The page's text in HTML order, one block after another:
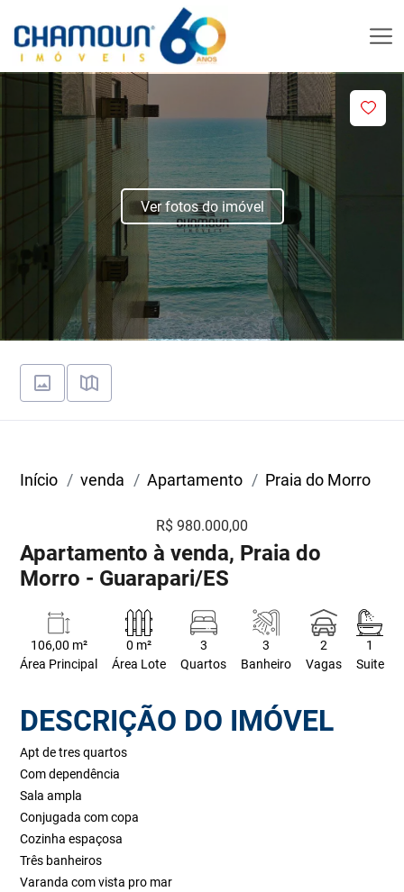
Ver fotos do imóvel
Início venda Apartamento Praia do Morro
R$ 980.000,00
Apartamento à venda, Praia do
Morro - Guarapari/ES
106,00 m²
Área Principal
0 m²
Área Lote
3
Quartos
3
Banheiro
2
Vagas
1
Suite
DESCRIÇÃO DO IMÓVEL
Apt de tres quartos
Com dependência
Sala ampla
Conjugada com copa
Cozinha espaçosa
Três banheiros
Varanda com vista pro mar